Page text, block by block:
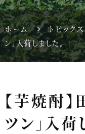
ホーム トピックス
ン」入荷しました。
【芋焼酎
ツン」入荷